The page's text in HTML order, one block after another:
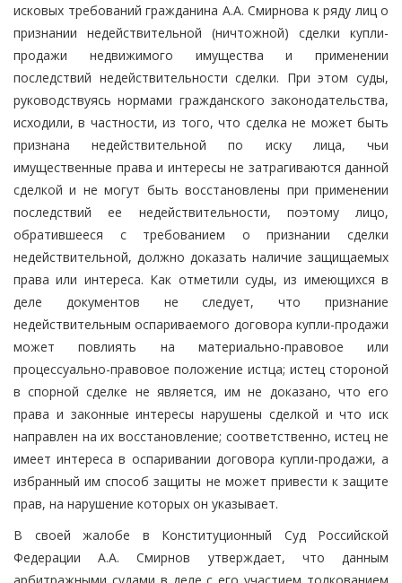
исковых требований гражданина А.А. Смирнова к ряду лиц о
признании недействительной (ничтожной) сделки купли-
продажи недвижимого имущества и применении
последствий недействительности сделки. При этом суды,
руководствуясь нормами гражданского законодательства,
исходили, в частности, из того, что сделка не может быть
признана недействительной по иску лица, чьи
имущественные права и интересы не затрагиваются данной
сделкой и не могут быть восстановлены при применении
последствий ее недействительности, поэтому лицо,
обратившееся с требованием о признании сделки
недействительной, должно доказать наличие защищаемых
права или интереса. Как отметили суды, из имеющихся в
деле документов не следует, что признание
недействительным оспариваемого договора купли-продажи
может повлиять на материально-правовое или
процессуально-правовое положение истца; истец стороной
в спорной сделке не является, им не доказано, что его
права и законные интересы нарушены сделкой и что иск
направлен на их восстановление; соответственно, истец не
имеет интереса в оспаривании договора купли-продажи, а
избранный им способ защиты не может привести к защите
прав, на нарушение которых он указывает.
В своей жалобе в Конституционный Суд Российской
Федерации А.А. Смирнов утверждает, что данным